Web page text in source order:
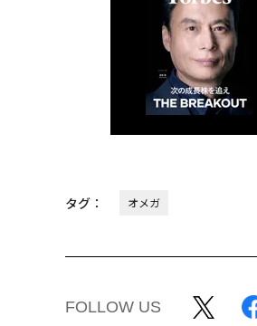
タグ： オメガ
FOLLOW US